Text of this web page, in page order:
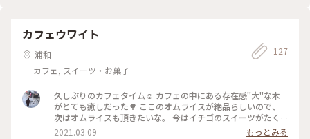
カフェウワイト
浦和
カフェ, スイーツ・お菓子
127
久しぶりのカフェタイム☺️ カフェの中にある存在感"大"な木
がとても癒しだった🌳 ここのオムライスが絶品らしいので、
次はオムライスも頂きたいな。 今はイチゴのスイーツがたく
さんで春を感じられます。🌸 #カフェウワイト#春ふわり
2021.03.09
もっとみる